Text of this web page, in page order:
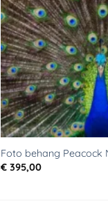
Foto behang Peacock
€395,00